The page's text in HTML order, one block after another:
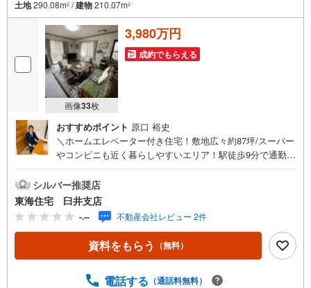
土地290.08m2 /建物210.07m2
画像33枚
3,980万円
成約でもらえる
おすすめポイント 原口 裕史
＼ホームエレベーター付き住宅！敷地広々約87坪/スーパー
やコンビニも近く暮らしやすいエリア！駅徒歩9分で通勤・
ンターネットで見学予約が可能です。・当日の見学をご希
望の方は、お電話でお問合せ下さい！・希望日時がありま
したら備考欄等にご記入下さい！〈スタッフ・店舗〉・女
性のスタッフもおります。・キッズスペース完備！DVDや
絵本などをご用意しております。〈ご案内〉・ご案内物件
により鍵の手配などの必要な場合がありますので、ご迷惑
案内の際は、実際の生活がイメージできるように、ご希望
シルバー推奨店
東海住宅 臼井支店
-.-- 不動産会社レビュー 2件
資料をもらう （無料）
電話する （通話料無料）